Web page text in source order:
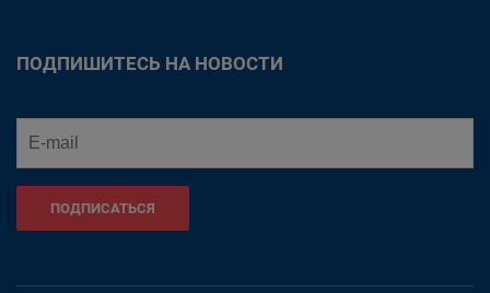
ПОДПИШИТЕСЬ НА НОВОСТИ
ПОДПИСАТЬСЯ